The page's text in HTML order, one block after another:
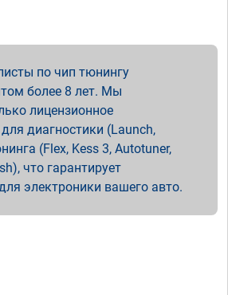
по чип тюнингу
более 8 лет. Мы
лицензионное
диагностики (Launch,
(Flex, Kess 3, Autotuner,
что гарантирует
электроники вашего авто.